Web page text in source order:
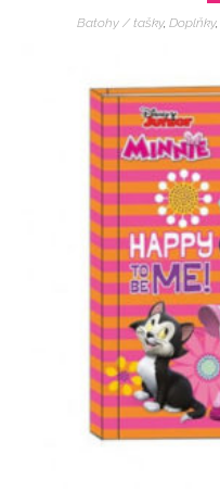
Batohy / tašky, Doplňky,